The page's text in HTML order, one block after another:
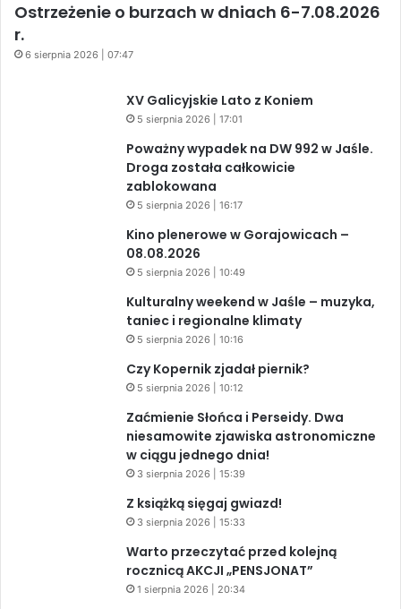
Ostrzeżenie o burzach w dniach 6-7.08.2026
r.
6 sierpnia 2026 | 07:47
XV Galicyjskie Lato z Koniem
5 sierpnia 2026 | 17:01
Poważny wypadek na DW 992 w Jaśle.
Droga została całkowicie
zablokowana
5 sierpnia 2026 | 16:17
Kino plenerowe w Gorajowicach –
08.08.2026
5 sierpnia 2026 | 10:49
Kulturalny weekend w Jaśle – muzyka,
taniec i regionalne klimaty
5 sierpnia 2026 | 10:16
Czy Kopernik zjadał piernik?
5 sierpnia 2026 | 10:12
Zaćmienie Słońca i Perseidy. Dwa
niesamowite zjawiska astronomiczne
w ciągu jednego dnia!
3 sierpnia 2026 | 15:39
Z książką sięgaj gwiazd!
3 sierpnia 2026 | 15:33
Warto przeczytać przed kolejną
rocznicą AKCJI „PENSJONAT”
1 sierpnia 2026 | 20:34